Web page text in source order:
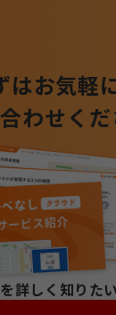
はお気軽
わせく
詳しく知りたい